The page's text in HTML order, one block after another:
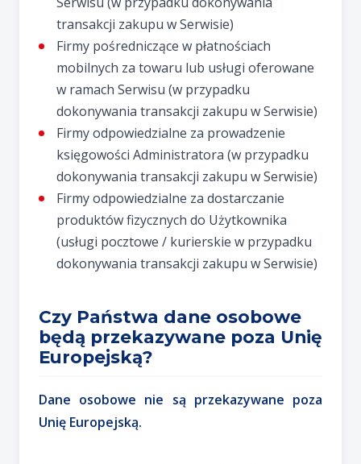
transakcji zakupu w Serwisie)
Firmy pośredniczące w płatnościach
mobilnych za towaru lub usługi oferowane
w ramach Serwisu (w przypadku
dokonywania transakcji zakupu w Serwisie)
Firmy odpowiedzialne za prowadzenie
księgowości Administratora (w przypadku
dokonywania transakcji zakupu w Serwisie)
Firmy odpowiedzialne za dostarczanie
produktów fizycznych do Użytkownika
(usługi pocztowe / kurierskie w przypadku
dokonywania transakcji zakupu w Serwisie)
Czy Państwa dane osobowe
będą przekazywane poza Unię
Europejską?
Dane osobowe nie są przekazywane poza
Unię Europejską.